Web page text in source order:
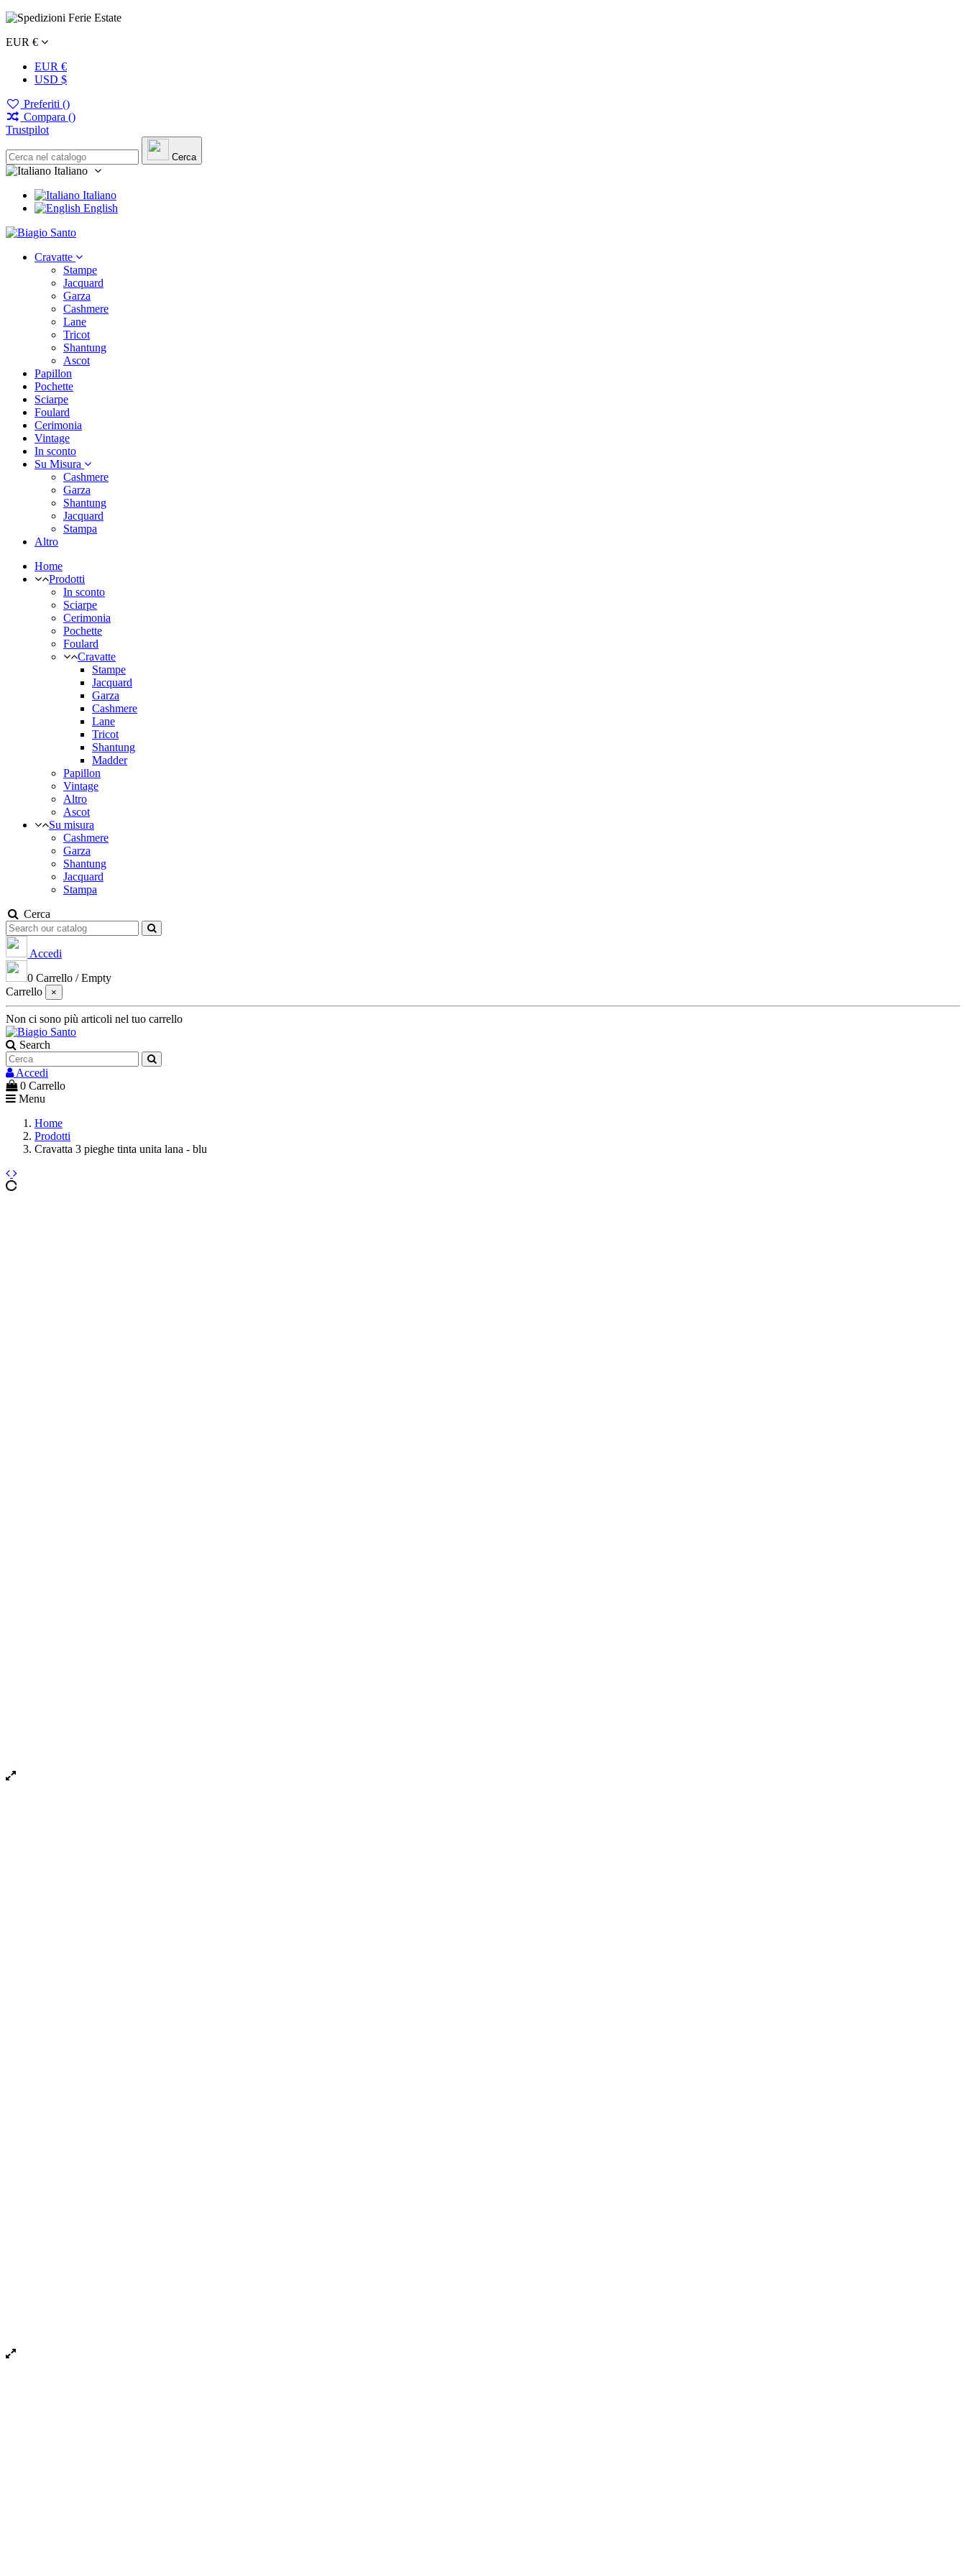
EUR €
EUR €
USD $
Preferiti ()
Compara ()
Trustpilot
Cerca
Italiano
Italiano
English
Cravatte
Stampe
Jacquard
Garza
Cashmere
Lane
Tricot
Shantung
Ascot
Papillon
Pochette
Sciarpe
Foulard
Cerimonia
Vintage
In sconto
Su Misura
Cashmere
Garza
Shantung
Jacquard
Stampa
Altro
Home
Prodotti
In sconto
Sciarpe
Cerimonia
Pochette
Foulard
Cravatte
Stampe
Jacquard
Garza
Cashmere
Lane
Tricot
Shantung
Madder
Papillon
Vintage
Altro
Ascot
Su misura
Cashmere
Garza
Shantung
Jacquard
Stampa
Cerca
Accedi
0 Carrello /Empty
Carrello
×
Non ci sono più articoli nel tuo carrello
Search
Accedi
0 Carrello
Menu
Home
Prodotti
Cravatta 3 pieghe tinta unita lana - blu